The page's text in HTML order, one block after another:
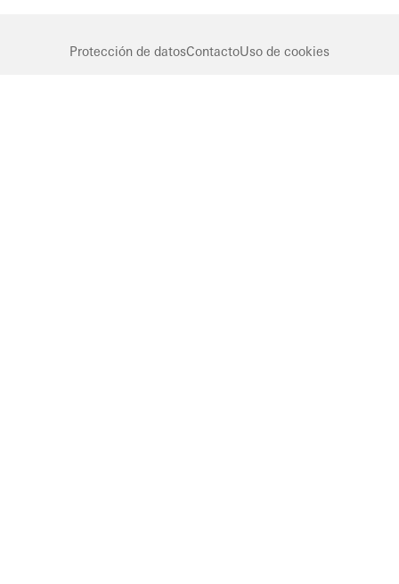
Protección de datosContactoUso de cookies